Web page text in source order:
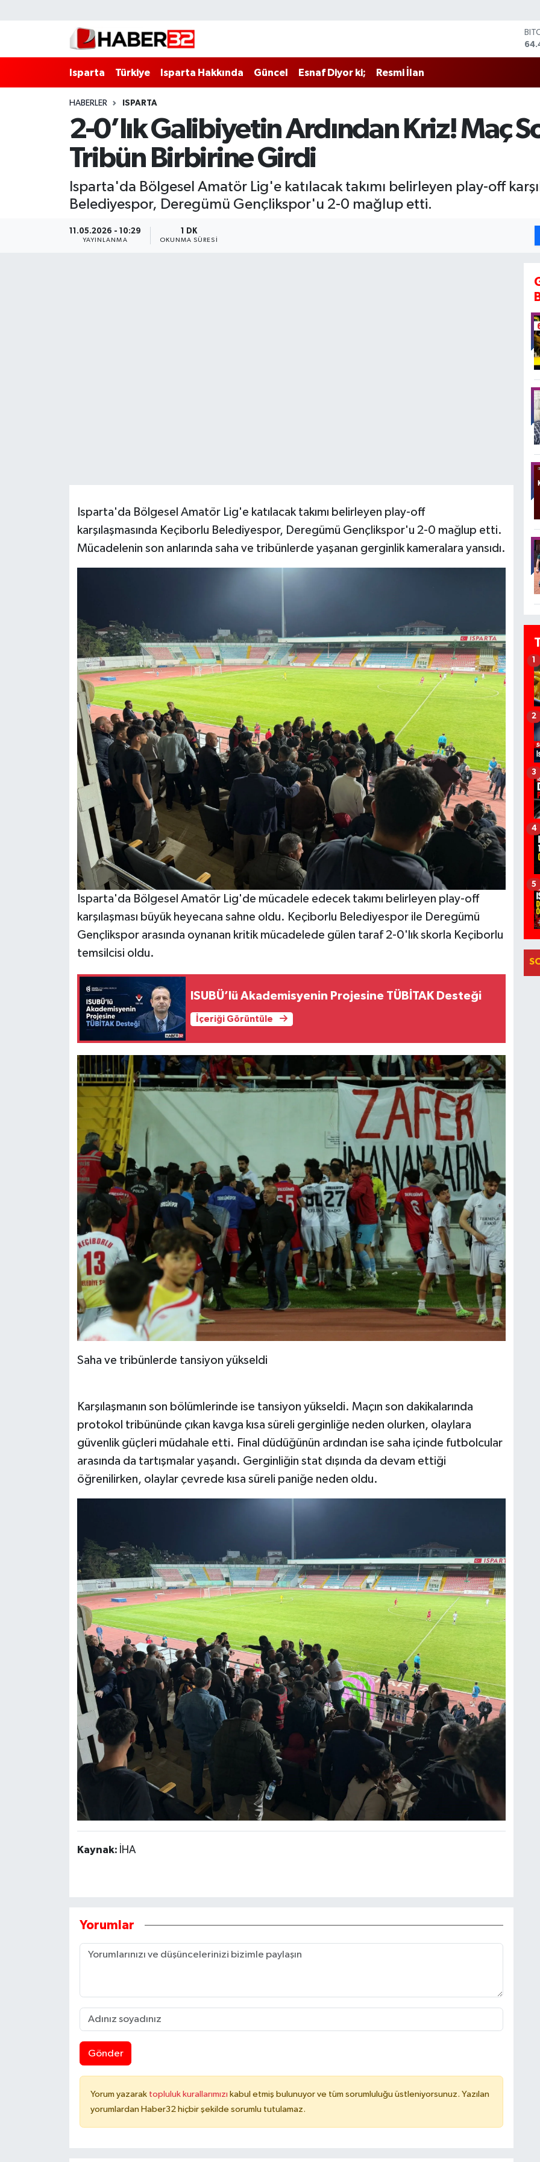
Isparta Türkiye Isparta Hakkında Güncel Esnaf Diyor ki; Resmi İlan
HABERLER ISPARTA
2-0’lık Galibiyetin Ardından Kriz! Maç
Tribün Birbirine Girdi
Isparta'da Bölgesel Amatör Lig'e katılacak takımı belirleyen play-off
Belediyespor, Deregümü Gençlikspor'u 2-0 mağlup etti.
11.05.2026 - 10:29
YAYINLANMA
1 DK
OKUNMA SÜRESI
Isparta'da Bölgesel Amatör Lig'e katılacak takımı belirleyen play-off
karşılaşmasında Keçiborlu Belediyespor, Deregümü Gençlikspor'u 2-0 mağlup etti.
Mücadelenin son anlarında saha ve tribünlerde yaşanan gerginlik kameralara yansıdı.
Isparta'da Bölgesel Amatör Lig'de mücadele edecek takımı belirleyen play-off
karşılaşması büyük heyecana sahne oldu. Keçiborlu Belediyespor ile Deregümü
Gençlikspor arasında oynanan kritik mücadelede gülen taraf 2-0'lık skorla Keçiborlu
temsilcisi oldu.
ISUBÜ’lü Akademisyenin Projesine TÜBİTAK Desteği
İçeriği Görüntüle
Saha ve tribünlerde tansiyon yükseldi
Karşılaşmanın son bölümlerinde ise tansiyon yükseldi. Maçın son dakikalarında
protokol tribününde çıkan kavga kısa süreli gerginliğe neden olurken, olaylara
güvenlik güçleri müdahale etti. Final düdüğünün ardından ise saha içinde futbolcular
arasında da tartışmalar yaşandı. Gerginliğin stat dışında da devam ettiği
öğrenilirken, olaylar çevrede kısa süreli paniğe neden oldu.
Kaynak: İHA
Yorumlar
Gönder
Yorum yazarak topluluk kurallarımızı kabul etmiş bulunuyor ve tüm sorumluluğu üstleniyorsunuz. Yazılan
yorumlardan Haber32 hiçbir şekilde sorumlu tutulamaz.
1
2
3
4
5
Isparta Hakkında
Esnaf Diyor ki;
BİLİM VE TEKNOLOJİ
Tarihi Yapılarımız
Isparta Nöbetçi Eczaneler
Isparta Hava Durumu
Isparta Trafik Yoğunluk Haritası
Süper Lig Puan Durumu ve Fikstür
Tüm Manşetler
Son Dakika Haberleri
Haber Arşivi